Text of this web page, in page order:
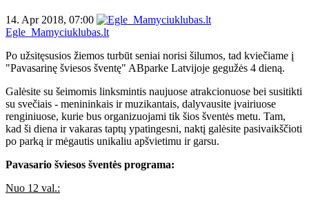
14. Apr 2018, 07:00
Egle_Mamyciuklubas.lt
Po užsitęsusios žiemos turbūt seniai norisi šilumos, tad kviečiame į
"Pavasarinę šviesos šventę" ABparke Latvijoje gegužės 4 dieną.
Galėsite su šeimomis linksmintis naujuose atrakcionuose bei susitikti
su svečiais - menininkais ir muzikantais, dalyvausite įvairiuose
renginiuose, kurie bus organizuojami tik šios šventės metu. Tam,
kad ši diena ir vakaras taptų ypatingesni, naktį galėsite pasivaikščioti
po parką ir mėgautis unikaliu apšvietimu ir garsu.
Pavasario šviesos šventės programa:
Nuo 12 val.: